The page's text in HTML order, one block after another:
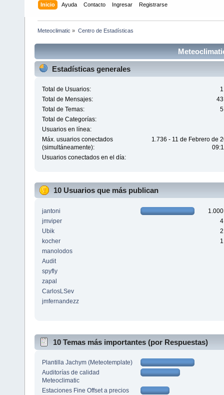
Inicio Ayuda Contacto Ingresar Registrarse
Meteoclimatic » Centro de Estadísticas
Estadísticas generales
Total de Usuarios:
Total de Mensajes:
Total de Temas:
Total de Categorías:
Usuarios en línea:
Máx. usuarios conectados
(simultáneamente):
1.736 - 11 de Febrero de
Usuarios conectados en el día:
10 Usuarios que más publican
jantoni
jmviper
Ubik
kocher
manolodos
Audit
spyfly
zapal
CarlosLSev
jmfernandezz
10 Temas más importantes (por Respuestas)
Plantilla Jachym (Meteotemplate)
Auditorías de calidad
Meteoclimatic
Estaciones Fine Offset a precios